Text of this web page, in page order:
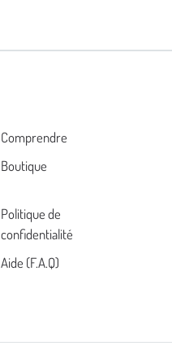
Comprendre
Boutique
Politique de
confidentialité
Aide (F.A.Q)